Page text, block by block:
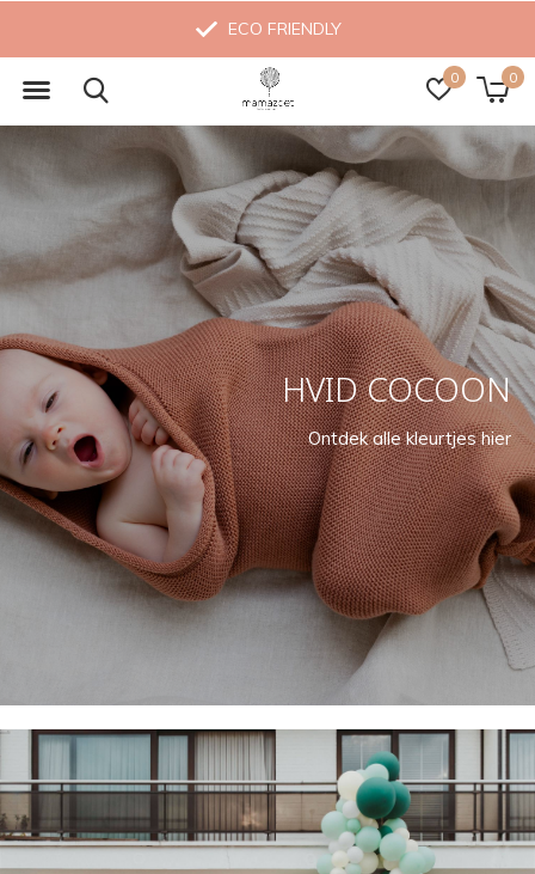
0 0
ECO FRIENDLY
HVID COCOON
Ontdek alle kleurtjes hier